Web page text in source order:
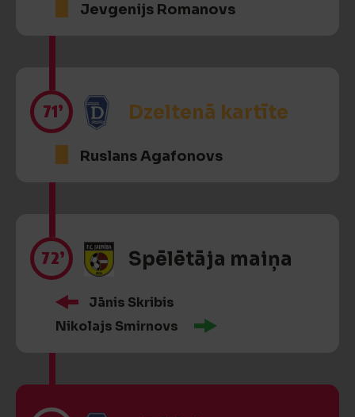
Jevgenijs Romanovs
71’ Dzeltenā kartīte
Ruslans Agafonovs
72’ Spēlētāja maiņa
Jānis Skribis
Nikolajs Smirnovs